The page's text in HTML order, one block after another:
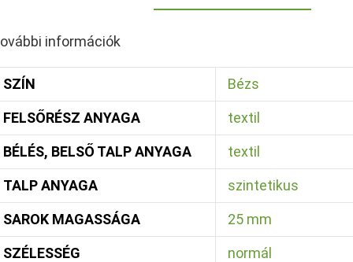
információk
SZÍN Bézs
FELSŐRÉSZ ANYAGA textil
BÉLÉS, BELSŐ TALP ANYAGA textil
TALP ANYAGA szintetikus
SAROK MAGASSÁGA 25 mm
SZÉLESSÉG normál